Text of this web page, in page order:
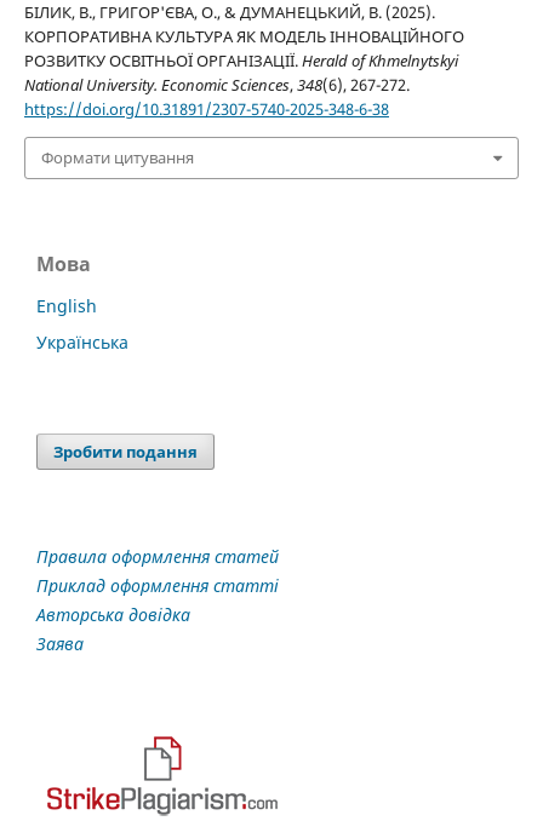
БІЛИК, В., ГРИГОР'ЄВА, О., & ДУМАНЕЦЬКИЙ, В. (2025).
КОРПОРАТИВНА КУЛЬТУРА ЯК МОДЕЛЬ ІННОВАЦІЙНОГО
РОЗВИТКУ ОСВІТНЬОЇ ОРГАНІЗАЦІЇ.Herald of Khmelnytskyi
National University. Economic Sciences,348(6), 267-272.
https://doi.org/10.31891/2307-5740-2025-348-6-38
Формати цитування
Мова
English
Українська
Зробити подання
Правила оформлення статей
Приклад оформлення статті
Авторська довідка
Заява